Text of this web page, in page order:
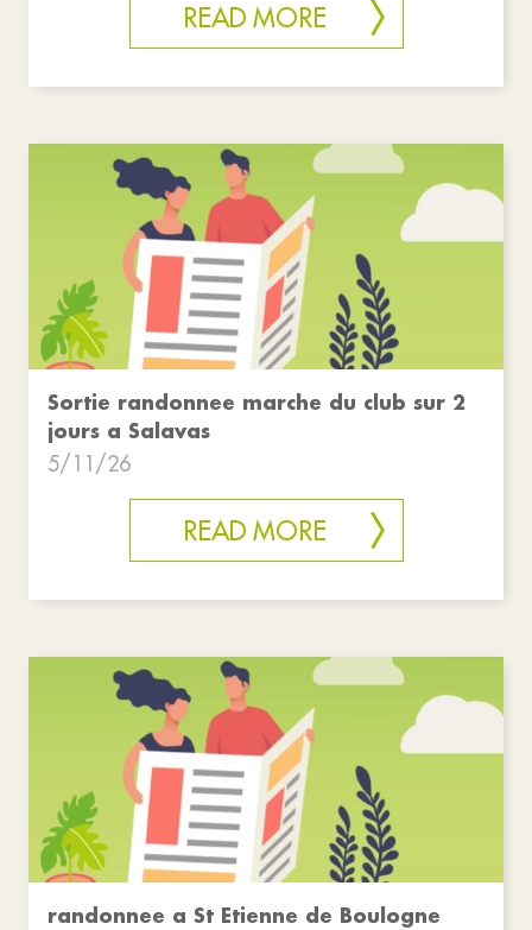
READ MORE
Sortie randonnee marche du club sur 2
jours a Salavas
5/11/26
READ MORE
randonnee a St Etienne de Boulogne